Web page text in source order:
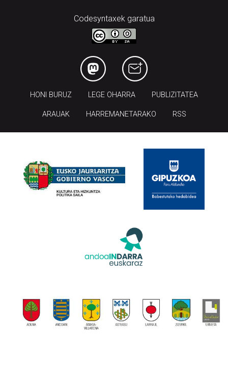
Codesyntaxek garatua
HONI BURUZ LEGE OHARRA PUBLIZITATEA
ARAUAK HARREMANETARAKO RSS